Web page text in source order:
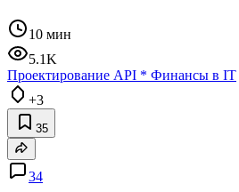
10 мин
5.1K
Проектирование API * Финансы в IT
+3
35
34